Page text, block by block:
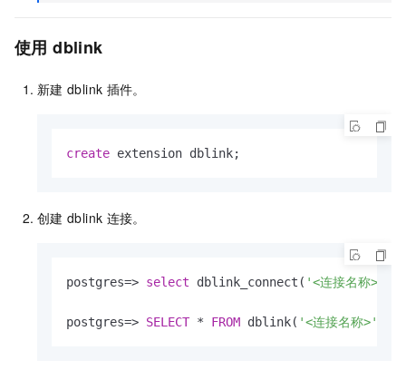
使用 dblink
新建 dblink 插件。
create extension dblink;
创建 dblink 连接。
postgres=> select dblink_connect( '<连接名称>'
postgres=> SELECT * FROM dblink( '<连接名称>'